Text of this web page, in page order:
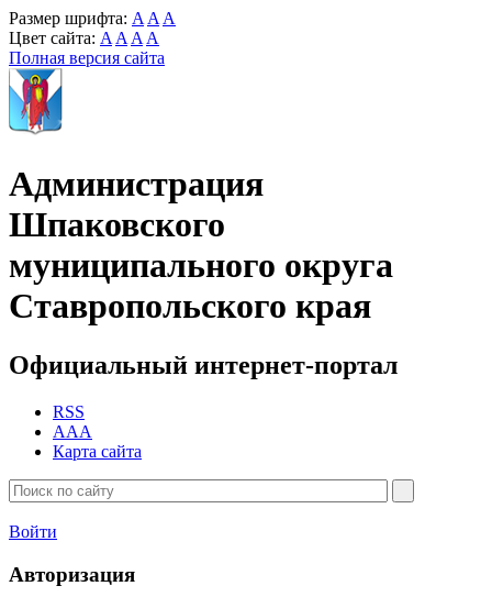
Размер шрифта: A A A
Цвет сайта: A A A A
Полная версия сайта
Администрация
Шпаковского
муниципального округа
Ставропольского края
Официальный интернет-портал
RSS
AAA
Карта сайта
Войти
Авторизация